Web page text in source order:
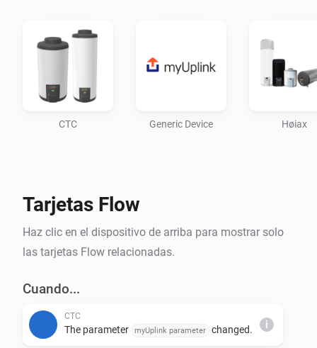
CTC Generic Device Høiax
Tarjetas Flow
Haz clic en el dispositivo de arriba para mostrar solo
las tarjetas Flow relacionadas.
Cuando...
CTC
The parameter myUplink parameter changed. i